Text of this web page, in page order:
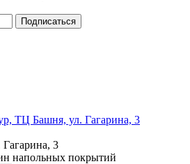
ТЦ Башня, ул. Гагарина, 3
3
напольных покрытий